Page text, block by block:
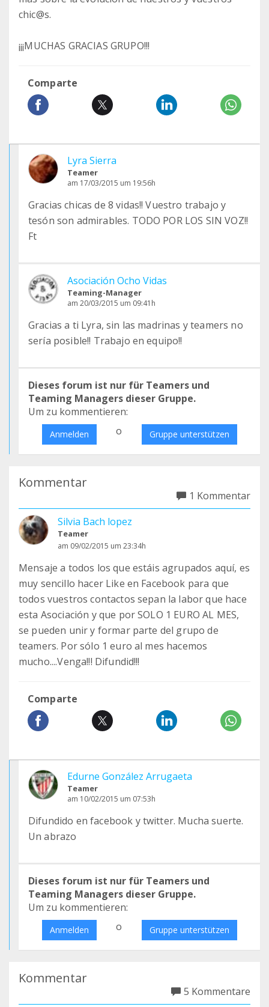
chic@s.
¡¡¡MUCHAS GRACIAS GRUPO!!!
Comparte
Lyra Sierra
Teamer
am 17/03/2015 um 19:56h
Gracias chicas de 8 vidas!! Vuestro trabajo y
tesón son admirables. TODO POR LOS SIN VOZ!!
Ft
Asociación Ocho Vidas
Teaming-Manager
am 20/03/2015 um 09:41h
Gracias a ti Lyra, sin las madrinas y teamers no
sería posible!! Trabajo en equipo!!
Dieses forum ist nur für Teamers und
Teaming Managers dieser Gruppe.
Um zu kommentieren:
Anmelden o Gruppe unterstützen
Kommentar
1 Kommentar
Silvia Bach lopez
Teamer
am 09/02/2015 um 23:34h
Mensaje a todos los que estáis agrupados aquí, es
muy sencillo hacer Like en Facebook para que
todos vuestros contactos sepan la labor que hace
esta Asociación y que por SOLO 1 EURO AL MES,
se pueden unir y formar parte del grupo de
teamers. Por sólo 1 euro al mes hacemos
mucho....Venga!!! Difundid!!!
Comparte
Edurne González Arrugaeta
Teamer
am 10/02/2015 um 07:53h
Difundido en facebook y twitter. Mucha suerte.
Un abrazo
Dieses forum ist nur für Teamers und
Teaming Managers dieser Gruppe.
Um zu kommentieren:
Anmelden o Gruppe unterstützen
Kommentar
5 Kommentare